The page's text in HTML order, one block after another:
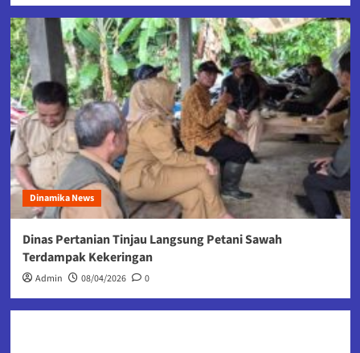
Dinamika News
Dinas Pertanian Tinjau Langsung Petani Sawah
Terdampak Kekeringan
Admin 08/04/2026 0